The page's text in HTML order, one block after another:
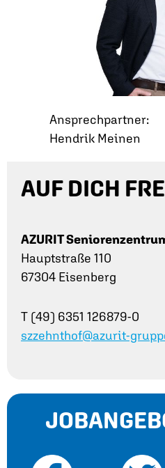
Ansprechpartner:
Hendrik Meinen
AUF DICH
AZURIT
Hauptstraße 110
67304 Eisenberg
T (49) 6351 126879-0
szzehnthof@azurit-